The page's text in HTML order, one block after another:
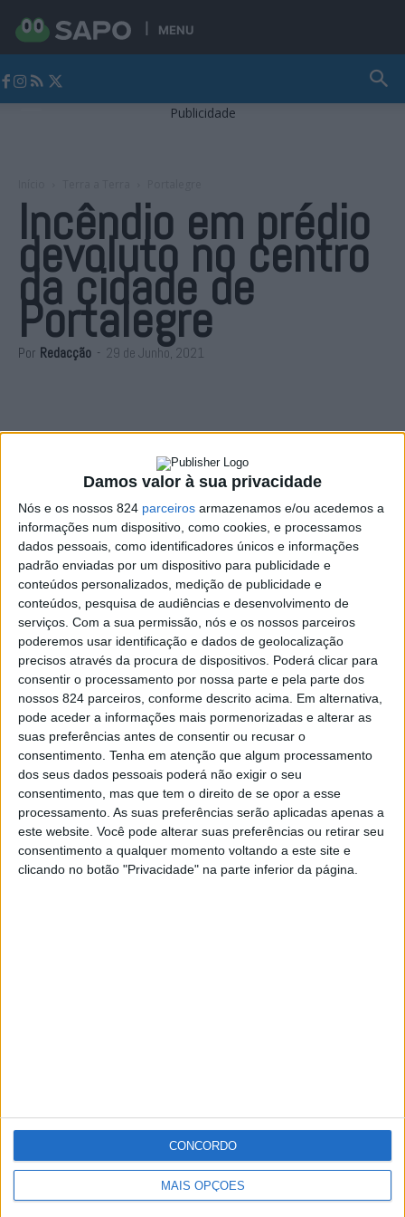
Damos valor à sua privacidade
Nós e os nossos 824 parceiros armazenamos e/ou acedemos a
informações num dispositivo, como cookies, e processamos
dados pessoais, como identificadores únicos e informações
padrão enviadas por um dispositivo para publicidade e
conteúdos personalizados, medição de publicidade e
conteúdos, pesquisa de audiências e desenvolvimento de
serviços. Com a sua permissão, nós e os nossos parceiros
poderemos usar identificação e dados de geolocalização
precisos através da procura de dispositivos. Poderá clicar para
consentir o processamento por nossa parte e pela parte dos
nossos 824 parceiros, conforme descrito acima. Em alternativa,
pode aceder a informações mais pormenorizadas e alterar as
suas preferências antes de consentir ou recusar o
consentimento. Tenha em atenção que algum processamento
dos seus dados pessoais poderá não exigir o seu
consentimento, mas que tem o direito de se opor a esse
processamento. As suas preferências serão aplicadas apenas a
este website. Você pode alterar suas preferências ou retirar seu
consentimento a qualquer momento voltando a este site e
clicando no botão "Privacidade" na parte inferior da página.
MAIS OPÇÕES
CONCORDO
MENU
Publicidade
Incêndio em prédio
devoluto no centro
da cidade de
Portalegre
Por Redacção - 29 de Junho, 2021
Encontra-se em fase de conclusão um incêndio que
deflagrou na tarde desta terça-feira, dia 29, num prédio
devoluto na Rua 1.º de Maio, perto do Rossio de
Portalegre.
O alerta para o incêndio foi dado pelas 17h20, tendo
sido mobilizados para o local um total de nove
operacionais e três veículos, entre os Bombeiros e a
PSP.